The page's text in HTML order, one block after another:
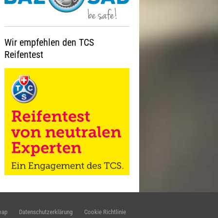
Wir empfehlen den TCS
Reifentest
Datenschutzerklärung Cookie Richtlinie